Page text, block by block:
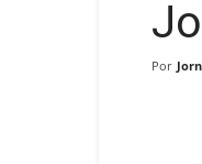
Por